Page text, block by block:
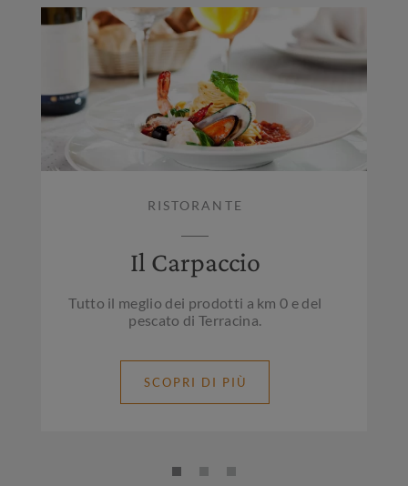
RISTORANTE
Il Carpaccio
Tutto il meglio dei prodotti a km 0 e del
pescato di Terracina.
SCOPRI DI PIÙ